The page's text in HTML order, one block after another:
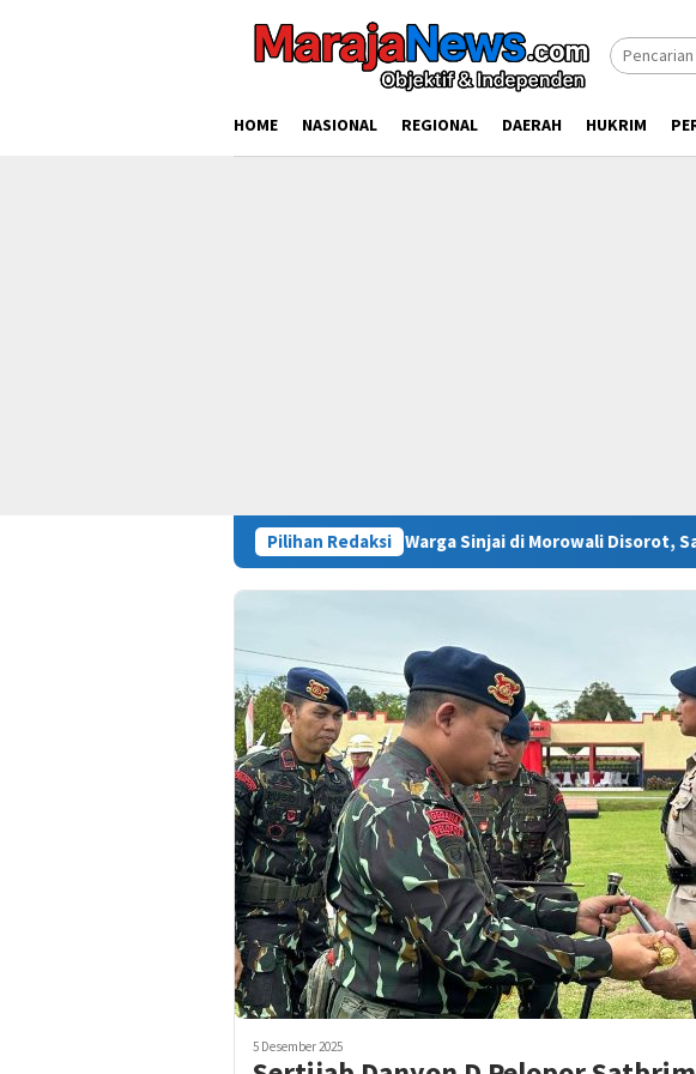
HOME NASIONAL REGIONAL DAERAH HUKRIM
Pilihan Redaksi
Kasus Tewasnya Warga Sinjai di Morowali Disorot, Saldi Desak Polisi
5 Desember 2025